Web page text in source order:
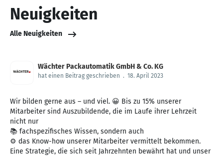
Neuigkeiten
Alle Neuigkeiten
Wächter Packautomatik GmbH & Co. KG
hat einen Beitrag geschrieben . 18. April 2023
Wir bilden gerne aus – und viel. 😀 Bis zu 15% unserer
Mitarbeiter sind Auszubildende, die im Laufe ihrer Lehrzeit
nicht nur
📚 fachspezifisches Wissen, sondern auch
⚙ das Know-how unserer Mitarbeiter vermittelt bekommen.
Eine Strategie, die sich seit Jahrzehnten bewährt hat und unser